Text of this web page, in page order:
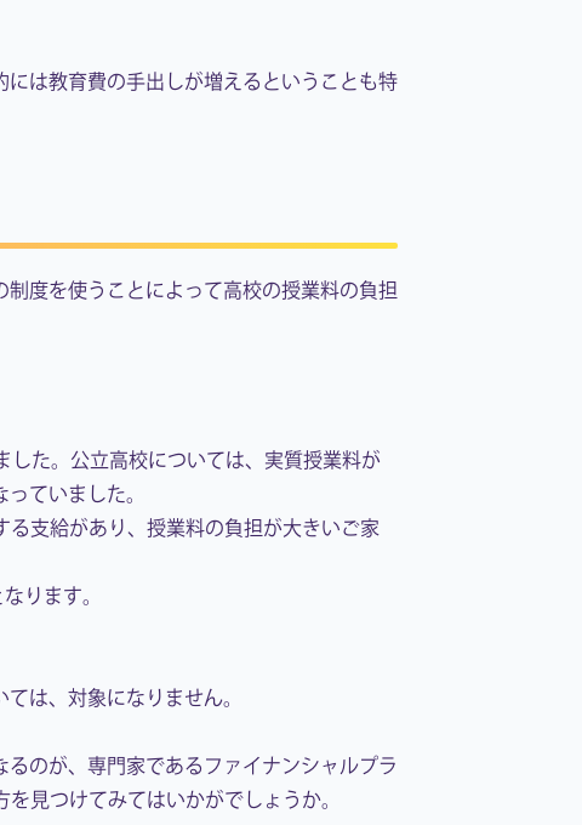
は教育費の手出しが増えるということも特
度を使うことによって高校の授業料の負担
た。公立高校については、実質授業料が
ていました。
支給があり、授業料の負担が大きいご家
ります。
は、対象になりません。
のが、専門家であるファイナンシャルプラ
見つけてみてはいかがでしょうか。